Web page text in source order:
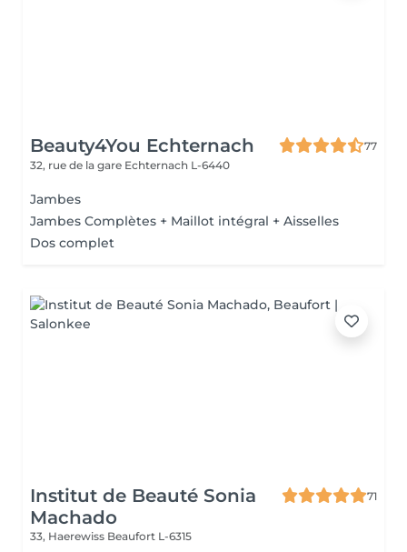
Beauty4You Echternach
77
32, rue de la gare Echternach L-6440
Jambes
Jambes Complètes + Maillot intégral + Aisselles
Dos complet
Institut de Beauté Sonia
Machado
71
33, Haerewiss Beaufort L-6315